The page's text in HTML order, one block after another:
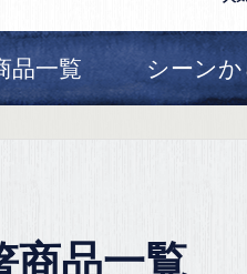
品一覧 シーン
商品一覧